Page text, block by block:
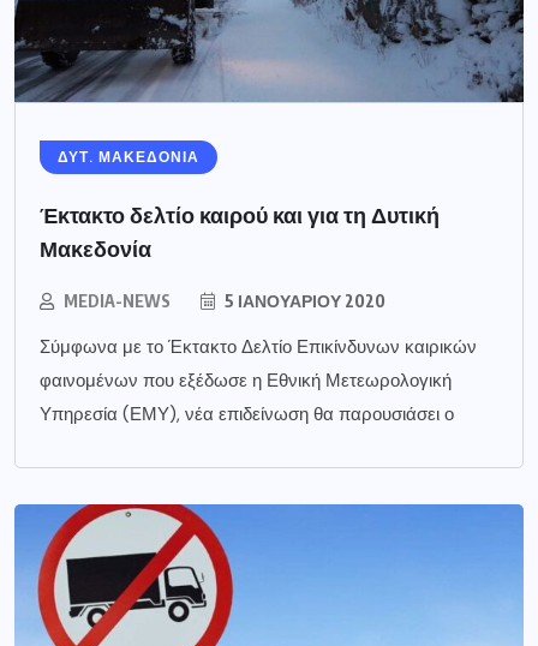
ΔΥΤ. ΜΑΚΕΔΟΝΙΑ
Έκτακτο δελτίο καιρού και για τη Δυτική
Μακεδονία
MEDIA-NEWS 5 ΙΑΝΟΥΑΡΊΟΥ 2020
Σύμφωνα με το Έκτακτο Δελτίο Επικίνδυνων καιρικών
φαινομένων που εξέδωσε η Εθνική Μετεωρολογική
Υπηρεσία (ΕΜΥ), νέα επιδείνωση θα παρουσιάσει ο